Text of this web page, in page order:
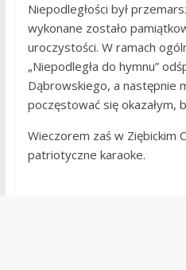
Niepodległości był
wykonane zostało
uroczystości. W ramach
„Niepodległa do hymnu”
Dąbrowskiego, a następnie
poczęstować się okazałym,
Wieczorem zaś w Ziębickim
patriotyczne karaoke.